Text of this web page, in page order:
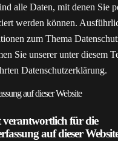
alle Daten, mit denen Sie
werden können.
zum Thema
Sie unserer unter diesem
Datenschutzerklärung.
auf dieser Website
verantwortlich für die
auf dieser